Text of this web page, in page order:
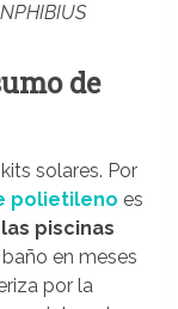
de
solares. Por
polietileno es
piscinas
en meses
por la